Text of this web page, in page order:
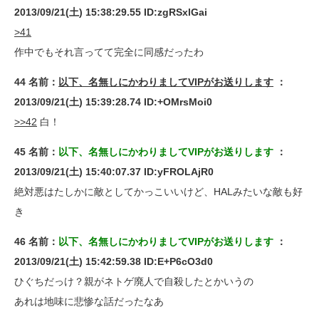
2013/09/21(土) 15:38:29.55 ID:zgRSxlGai
>41
作中でもそれ言ってて完全に同感だったわ
44 名前： 以下、名無しにかわりましてVIPがお送りします ：
2013/09/21(土) 15:39:28.74 ID:+OMrsMoi0
>>42 白！
45 名前： 以下、名無しにかわりましてVIPがお送りします ：
2013/09/21(土) 15:40:07.37 ID:yFROLAjR0
絶対悪はたしかに敵としてかっこいいけど、HALみたいな敵も好
き
46 名前： 以下、名無しにかわりましてVIPがお送りします ：
2013/09/21(土) 15:42:59.38 ID:E+P6cO3d0
ひぐちだっけ？親がネトゲ廃人で自殺したとかいうの
あれは地味に悲惨な話だったなあ